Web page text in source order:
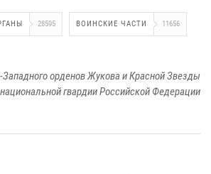
28595 ВОИНСКИЕ ЧАСТИ 11656
орденов Жукова и Красной Звезды
гвардии Российской Федерации